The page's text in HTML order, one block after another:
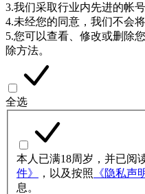
3.我们采取行业内先进的帐
4.未经您的同意，我们不会
5.您可以查看、修改或删除
除方法。
全选
本人已满18周岁，并已阅
件》
，以及按照 《隐私声
息。